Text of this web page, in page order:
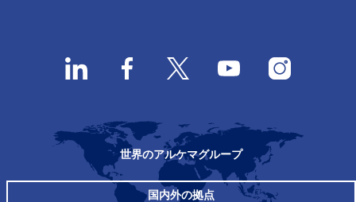
世界のアルケマグループ
国内外の拠点